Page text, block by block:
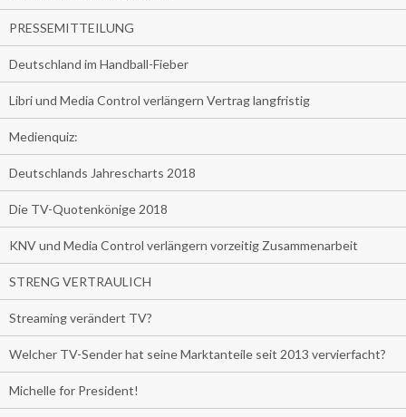
PRESSEMITTEILUNG
Deutschland im Handball-Fieber
Libri und Media Control verlängern Vertrag langfristig
Medienquiz:
Deutschlands Jahrescharts 2018
Die TV-Quotenkönige 2018
KNV und Media Control verlängern vorzeitig Zusammenarbeit
STRENG VERTRAULICH
Streaming verändert TV?
Welcher TV-Sender hat seine Marktanteile seit 2013 vervierfacht?
Michelle for President!